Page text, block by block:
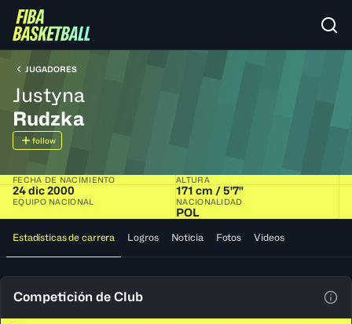
JUGADORES
Justyna
Rudzka
follow
FECHA DE NACIMIENTO
24 dic 2000
ALTURA
171 cm / 5'7"
EQUIPO NACIONAL NACIONALIDAD
POL
Estadísticas de carrera Logros Noticia Fotos Videos
Competición de Club